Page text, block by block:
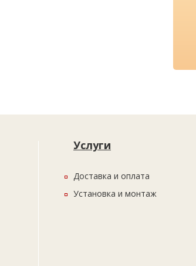
Услуги
Доставка и оплата
Установка и монтаж